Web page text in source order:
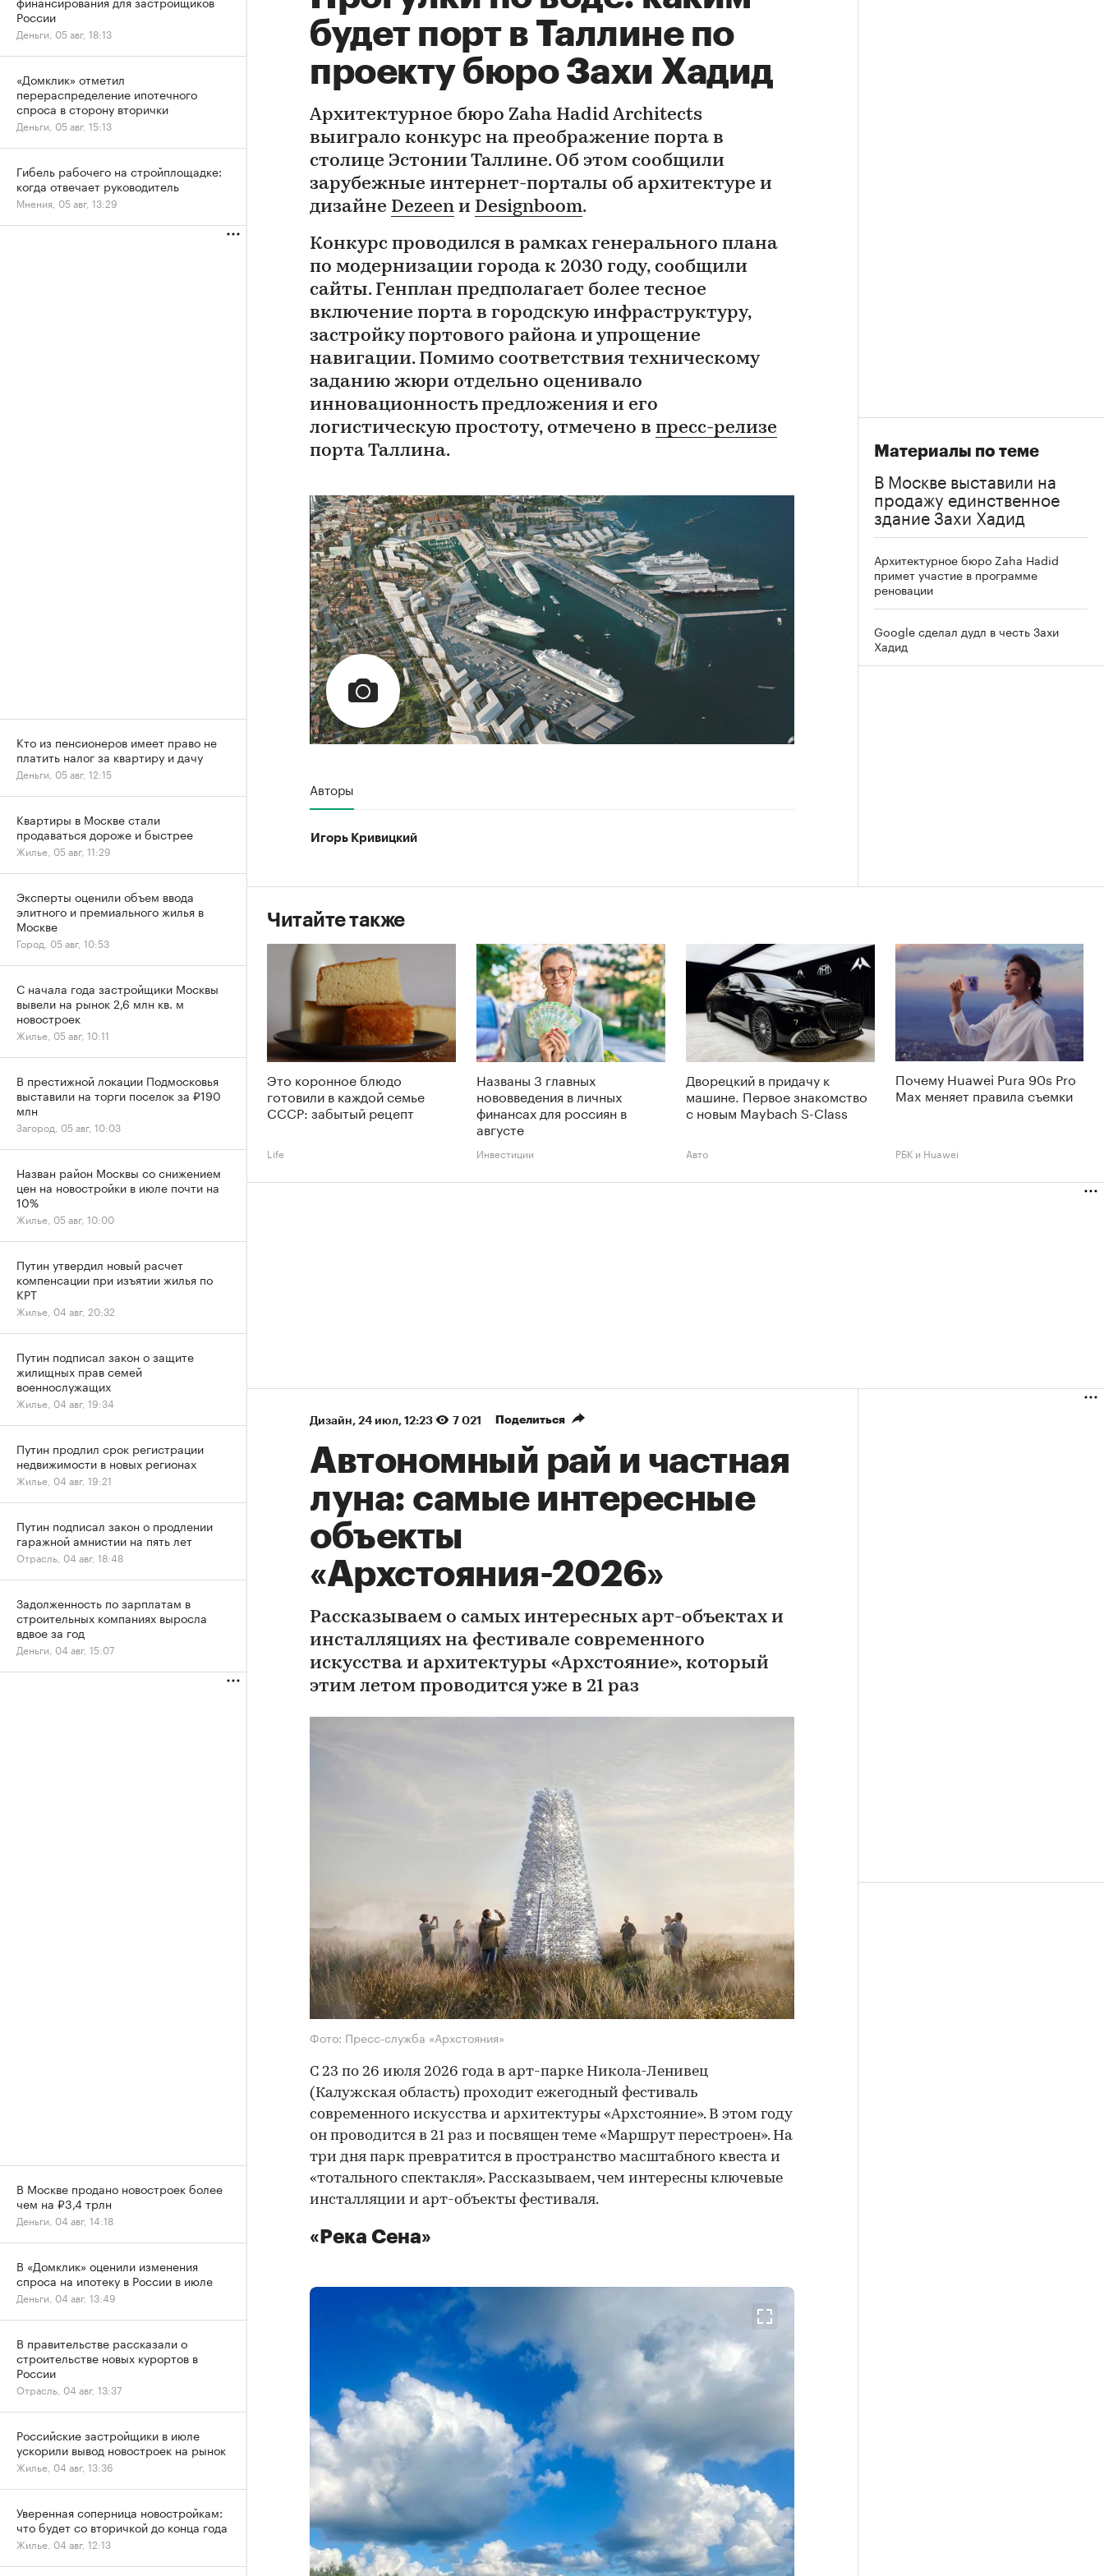
будет порт в Таллине по
проекту бюро Захи Хадид
Архитектурное бюро Zaha Hadid Architects
выиграло конкурс на преображение порта в
столице Эстонии Таллине. Об этом сообщили
зарубежные интернет-порталы об архитектуре и
дизайне Dezeen и Designboom.
Конкурс проводился в рамках генерального плана
по модернизации города к 2030 году, сообщили
сайты. Генплан предполагает более тесное
включение порта в городскую инфраструктуру,
застройку портового района и упрощение
навигации. Помимо соответствия техническому
заданию жюри отдельно оценивало
инновационность предложения и его
логистическую простоту, отмечено в пресс-релизе
порта Таллина.
Авторы
Игорь Кривицкий
Материалы по теме
В Москве выставили на
продажу единственное
здание Захи Хадид
Архитектурное бюро Zaha Hadid
примет участие в программе
реновации
Google сделал дудл в честь Захи
Хадид
Читайте также
Это коронное блюдо
готовили в каждой семье
СССР: забытый рецепт
Life
Названы 3 главных
нововведения в личных
финансах для россиян в
августе
Инвестиции
Дворецкий в придачу к
машине. Первое знакомство
с новым Maybach S-Class
Авто
Почему Huawei Pura 90s Pro
Max меняет правила съемки
РБК и Huawei
Дизайн⁠, 24 июл, 12:23 7 021 Поделиться
Автономный рай и частная
луна: самые интересные
объекты
«Архстояния-2026»
Рассказываем о самых интересных арт-объектах и
инсталляциях на фестивале современного
искусства и архитектуры «Архстояние», который
этим летом проводится уже в 21 раз
Фото: Пресс-служба «Архстояния»
С 23 по 26 июля 2026 года в арт-парке Никола-Ленивец
(Калужская область) проходит ежегодный фестиваль
современного искусства и архитектуры «Архстояние». В этом году
он проводится в 21 раз и посвящен теме «Маршрут перестроен». На
три дня парк превратится в пространство масштабного квеста и
«тотального спектакля». Рассказываем, чем интересны ключевые
инсталляции и арт-объекты фестиваля.
«Река Сена»
России
Деньги, 05 авг, 18:13
«Домклик» отметил
перераспределение ипотечного
спроса в сторону вторички
Деньги, 05 авг, 15:13
Гибель рабочего на стройплощадке:
когда отвечает руководитель
Мнения, 05 авг, 13:29
Кто из пенсионеров имеет право не
платить налог за квартиру и дачу
Деньги, 05 авг, 12:15
Квартиры в Москве стали
продаваться дороже и быстрее
Жилье, 05 авг, 11:29
Эксперты оценили объем ввода
элитного и премиального жилья в
Москве
Город, 05 авг, 10:53
С начала года застройщики Москвы
вывели на рынок 2,6 млн кв. м
новостроек
Жилье, 05 авг, 10:11
В престижной локации Подмосковья
выставили на торги поселок за ₽190
млн
Загород, 05 авг, 10:03
Назван район Москвы со снижением
цен на новостройки в июле почти на
10%
Жилье, 05 авг, 10:00
Путин утвердил новый расчет
компенсации при изъятии жилья по
КРТ
Жилье, 04 авг, 20:32
Путин подписал закон о защите
жилищных прав семей
военнослужащих
Жилье, 04 авг, 19:34
Путин продлил срок регистрации
недвижимости в новых регионах
Жилье, 04 авг, 19:21
Путин подписал закон о продлении
гаражной амнистии на пять лет
Отрасль, 04 авг, 18:48
Задолженность по зарплатам в
строительных компаниях выросла
вдвое за год
Деньги, 04 авг, 15:07
В Москве продано новостроек более
чем на ₽3,4 трлн
Деньги, 04 авг, 14:18
В «Домклик» оценили изменения
спроса на ипотеку в России в июле
Деньги, 04 авг, 13:49
В правительстве рассказали о
строительстве новых курортов в
России
Отрасль, 04 авг, 13:37
Российские застройщики в июле
ускорили вывод новостроек на рынок
Жилье, 04 авг, 13:36
Уверенная соперница новостройкам:
что будет со вторичкой до конца года
Жилье, 04 авг, 12:13